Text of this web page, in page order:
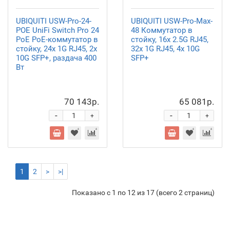
UBIQUITI USW-Pro-24-
POE UniFi Switch Pro 24
PoE PoE-коммутатор в
стойку, 24х 1G RJ45, 2х
10G SFP+, раздача 400
Вт
70 143р.
+
-
UBIQUITI USW-Pro-Max-
48 Коммутатор в
стойку, 16х 2.5G RJ45,
32х 1G RJ45, 4х 10G
SFP+
65 081р.
+
-
1 2 > >|
Показано с 1 по 12 из 17 (всего 2 страниц)